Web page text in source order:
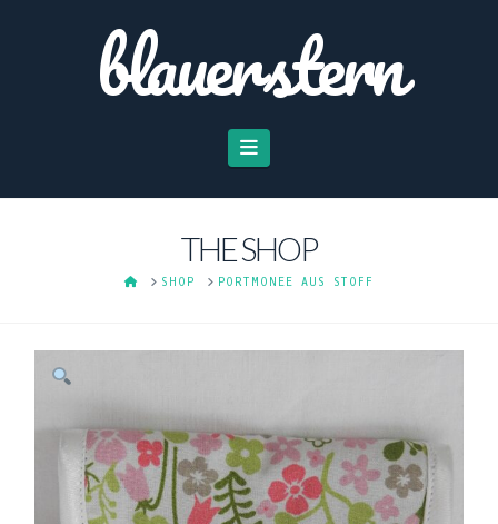
blauerstern
Navigation
THE SHOP
HOMESHOP PORTMONEE AUS STOFF